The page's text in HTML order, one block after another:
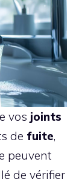
vos joints
de fuite,
peuvent
de vérifier